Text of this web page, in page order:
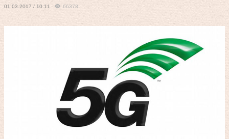
01.03.2017 / 10:11 66378